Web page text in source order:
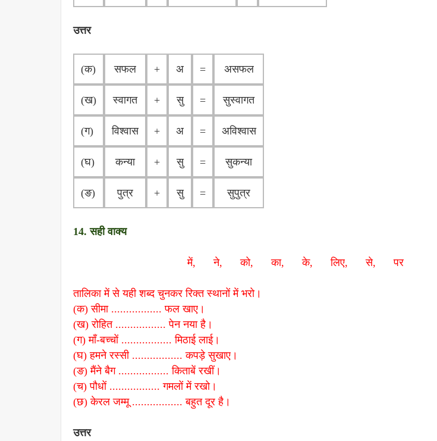
उत्तर
(क) सफल + अ = असफल
(ख) स्वागत + सु = सुस्वागत
(ग) विश्वास + अ = अविश्वास
(घ) कन्या + सु = सुकन्या
(ङ) पुत्र + सु = सुपुत्र
14. सही वाक्य
में, ने, को, का, के, लिए, से, पर
तालिका में से यही शब्द चुनकर रिक्त स्थानों में भरो।
(क) सीमा ................. फल खाए।
(ख) रोहित ................. पेन नया है।
(ग) माँ-बच्चों ................. मिठाई लाई।
(घ) हमने रस्सी ................. कपड़े सुखाए।
(ङ) मैंने बैग ................. किताबें रखीं।
(च) पौधों ................. गमलों में रखो।
(छ) केरल जम्मू ................. बहुत दूर है।
उत्तर